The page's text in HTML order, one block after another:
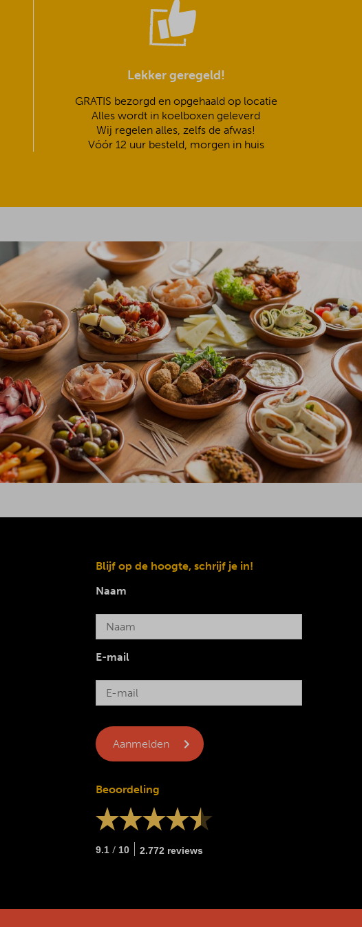
Lekker geregeld!
GRATIS bezorgd en opgehaald op locatie
Alles wordt in koelboxen geleverd
Wij regelen alles, zelfs de afwas!
Vóór 12 uur besteld, morgen in huis
Blijf op de hoogte, schrijf je in!
Naam
E-mail
Beoordeling
9.1 / 10 2.772 reviews